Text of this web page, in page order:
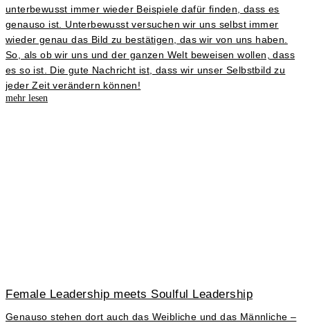
unterbewusst immer wieder Beispiele dafür finden, dass es
genauso ist. Unterbewusst versuchen wir uns selbst immer
wieder genau das Bild zu bestätigen, das wir von uns haben.
So, als ob wir uns und der ganzen Welt beweisen wollen, dass
es so ist. Die gute Nachricht ist, dass wir unser Selbstbild zu
jeder Zeit verändern können!
mehr lesen
Female Leadership meets Soulful Leadership
Genauso stehen dort auch das Weibliche und das Männliche –